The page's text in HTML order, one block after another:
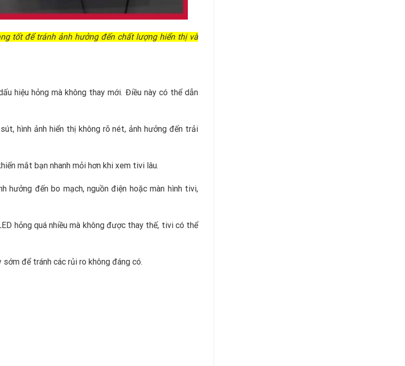
tốt để tránh ảnh hưởng đến chất lượng hiển thị và
hiệu hỏng mà không thay mới. Điều này có thể dẫn
hình ảnh hiển thị không rõ nét, ảnh hưởng đến trải
mắt bạn nhanh mỏi hơn khi xem tivi lâu.
hưởng đến bo mạch, nguồn điện hoặc màn hình tivi,
hỏng quá nhiều mà không được thay thế, tivi có thể
để tránh các rủi ro không đáng có.